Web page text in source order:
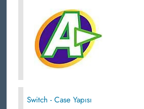
Switch - Case Yapısı